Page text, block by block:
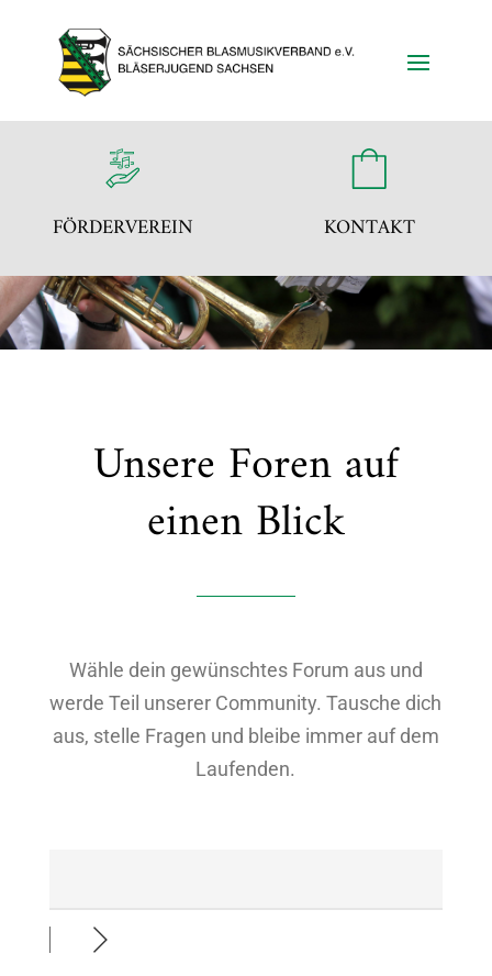
FÖRDERVEREIN KONTAKT
Unsere Foren auf
einen Blick
Wähle dein gewünschtes Forum aus und
werde Teil unserer Community. Tausche dich
aus, stelle Fragen und bleibe immer auf dem
Laufenden.